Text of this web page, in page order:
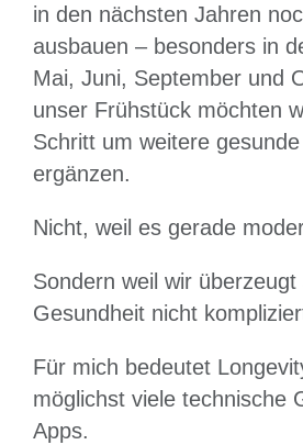
in den nächsten Jahren
ausbauen – besonders in
Mai, Juni, September und
unser Frühstück möchten
Schritt um weitere
ergänzen.
Nicht, weil es gerade
Sondern weil wir
Gesundheit nicht
Für mich bedeutet
möglichst viele technische
Apps.